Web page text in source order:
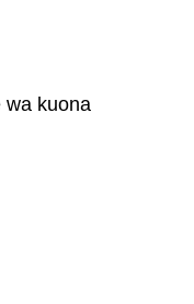
wa kuona